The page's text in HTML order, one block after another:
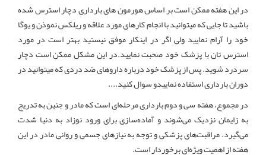
در این هفته ممکن است بر اساس هورمون های بارداری دچار استرس شده
باشید تا جایی که میتوانید با انجام کارهای مورد علاقه و ریلکس نموذن و یوگا
خود را آرام نمایید ولی اگر در اینکار موفق نیستید بهتر است در مورد
استرس تان با پزشک خود صحبت نمایید.در این مشکل ممکن است دچار
سردرد شوید. پس از پزشک خود درباره داروهای ضد دردی که میتوانید در
دوران بارداری استفاده نماییدو سوال کنید....
در مجموع، هفته سی و دوم بارداری مرحله‌ای است که مادر و جنین به تدریج
به زایمان نزدیک می‌شوند و آماده‌سازی برای ورود نوزاد به دنیا شدت
می‌گیرد. مراقبت‌های پزشکی و توجه به نیازهای جسمی و روانی مادر در این
هفته از اهمیت ویژه‌ای برخوردار است.